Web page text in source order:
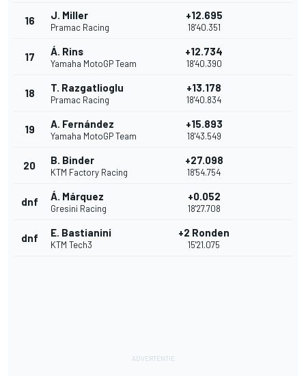
16 J. Miller
Pramac Racing
+12.695
18'40.351
17 Á. Rins
Yamaha MotoGP Team
+12.734
18'40.390
18 T. Razgatlioglu
Pramac Racing
+13.178
18'40.834
19 A. Fernández
Yamaha MotoGP Team
+15.893
18'43.549
20 B. Binder
KTM Factory Racing
+27.098
18'54.754
dnf Á. Márquez
Gresini Racing
+0.052
18'27.708
dnf E. Bastianini
KTM Tech3
+2 Ronden
15'21.075